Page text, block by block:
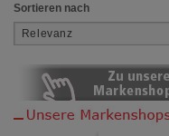
Verhaltensweisen
anzupassen.
auch auf Ihre
anzuzeigen und
betreiben.
Statistik &
Sortieren nach